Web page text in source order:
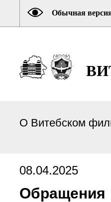
Обычная
О Витебском
08.04.2025
Обращения